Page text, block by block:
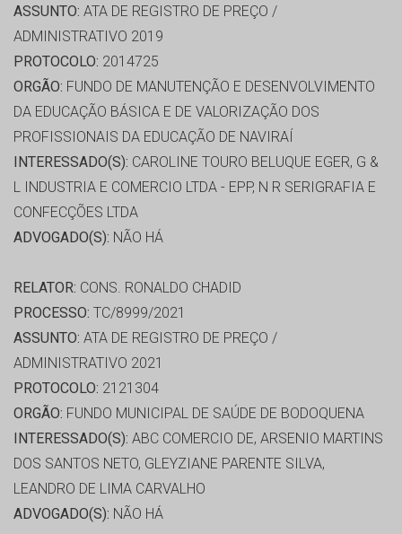
ASSUNTO: ATA DE REGISTRO DE PREÇO /
ADMINISTRATIVO 2019
PROTOCOLO: 2014725
ORGÃO: FUNDO DE MANUTENÇÃO E DESENVOLVIMENTO
DA EDUCAÇÃO BÁSICA E DE VALORIZAÇÃO DOS
PROFISSIONAIS DA EDUCAÇÃO DE NAVIRAÍ
INTERESSADO(S): CAROLINE TOURO BELUQUE EGER, G &
L INDUSTRIA E COMERCIO LTDA - EPP, N R SERIGRAFIA E
CONFECÇÕES LTDA
ADVOGADO(S): NÃO HÁ
RELATOR: CONS. RONALDO CHADID
PROCESSO: TC/8999/2021
ASSUNTO: ATA DE REGISTRO DE PREÇO /
ADMINISTRATIVO 2021
PROTOCOLO: 2121304
ORGÃO: FUNDO MUNICIPAL DE SAÚDE DE BODOQUENA
INTERESSADO(S): ABC COMERCIO DE, ARSENIO MARTINS
DOS SANTOS NETO, GLEYZIANE PARENTE SILVA,
LEANDRO DE LIMA CARVALHO
ADVOGADO(S): NÃO HÁ